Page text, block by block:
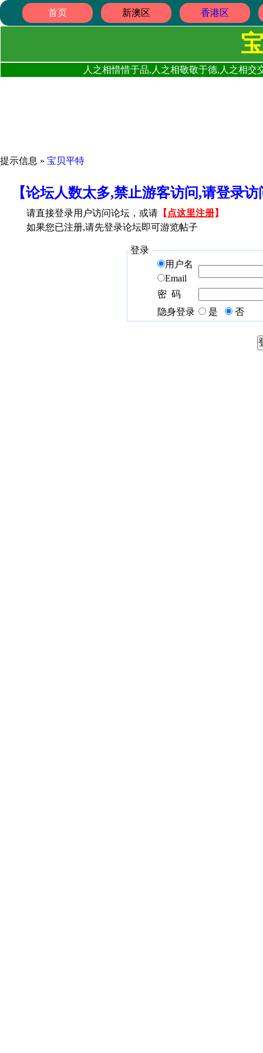
首页 新澳区 香港区
人之相惜惜于品,人之相敬敬于德,人之相
提示信息 » 宝贝平特
【论坛人数太多,禁止游客访问,请登录
请直接登录用户访问论坛，或请 【 点这里注册】
如果您已注册,请先登录论坛即可游览帖子
登录
用户名
Email
密 码
隐身登录
是 否